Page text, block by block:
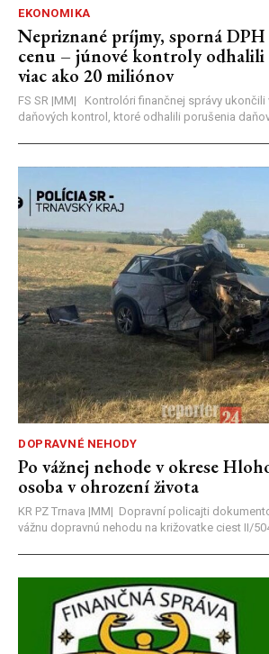
EKONOMIKA
Nepriznané príjmy, sporná
cenu – júnové kontroly odhalili
viac ako 20 miliónov
FS SR |MM| Kontrolóri finančnej správy ukončili
daňových kontrol, ktoré odhalili porušenia
DOPRAVNÉ NEHODY
Po vážnej nehode v okrese
osoba v ohrození života
KR PZ Trnava |MM| Dopravní policajti
vážnu dopravnú nehodu na križovatke ciest II/